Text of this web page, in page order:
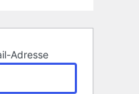
Adresse